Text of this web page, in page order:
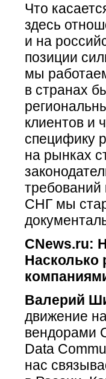
Что
здесь
и на
позиции
мы
в странах
клиентов и
специфику
на рынках
требований
СНГ мы
CNews.ru:
Насколько
Валерий
движение
вендорами
Data
нас